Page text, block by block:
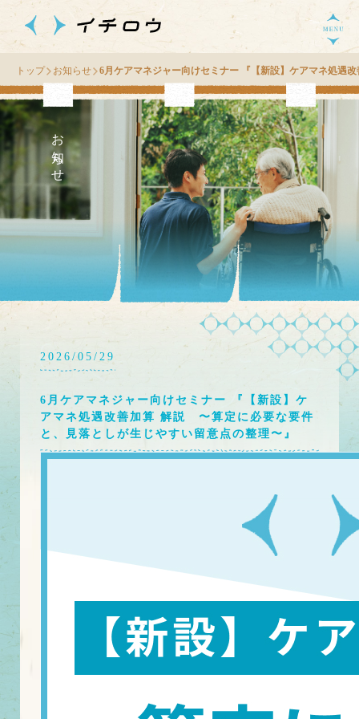
トップ お知らせ 6月ケアマネジャー向けセミナー 『【新設】ケアマネ処遇
お知らせ
2026/05/29
6月ケアマネジャー向けセミナー 『【新設】ケ
アマネ処遇改善加算 解説 〜算定に必要な要件
と、見落としが生じやすい留意点の整理〜』